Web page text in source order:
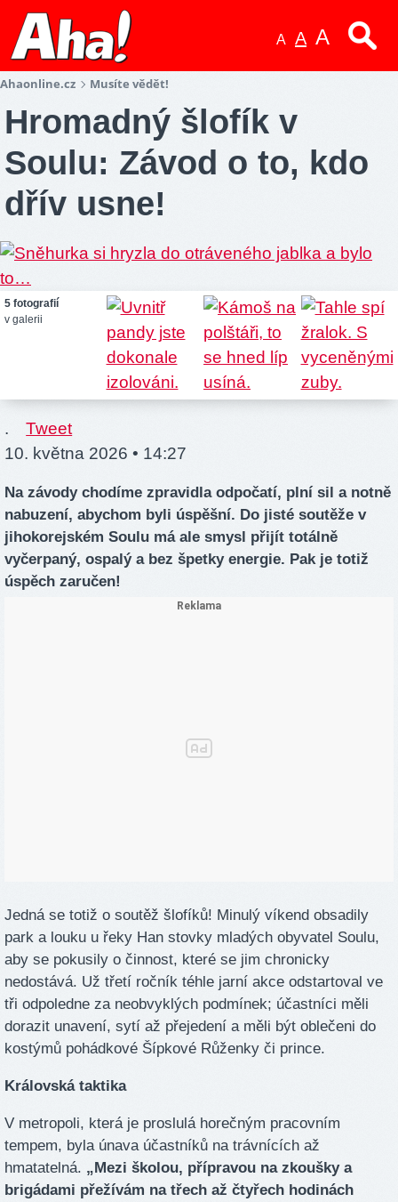
A A A
Ahaonline.cz Musíte vědět!
Hromadný šlofík v
Soulu: Závod o to, kdo
dřív usne!
5 fotografií
v galerii
.
Tweet
10. května 2026 • 14:27
Na závody chodíme zpravidla odpočatí, plní sil a notně
nabuzení, abychom byli úspěšní. Do jisté soutěže v
jihokorejském Soulu má ale smysl přijít totálně
vyčerpaný, ospalý a bez špetky energie. Pak je totiž
úspěch zaručen!
Jedná se totiž o soutěž šlofíků! Minulý víkend obsadily
park a louku u řeky Han stovky mladých obyvatel Soulu,
aby se pokusily o činnost, které se jim chronicky
nedostává. Už třetí ročník téhle jarní akce odstartoval ve
tři odpoledne za neobvyklých podmínek; účastníci měli
dorazit unavení, sytí až přejedení a měli být oblečeni do
kostýmů pohádkové Šípkové Růženky či prince.
Královská taktika
V metropoli, která je proslulá horečným pracovním
tempem, byla únava účastníků na trávnících až
hmatatelná. „Mezi školou, přípravou na zkoušky a
brigádami přežívám na třech až čtyřech hodinách